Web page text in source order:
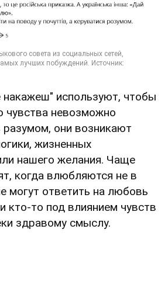
используют, чтобы
чувства невозможно
разумом, они возникают
жизненных
нашего желания. Чаще
когда влюбляются не в
могут ответить на любовь
кто-то под влиянием чувств
здравому смыслу.